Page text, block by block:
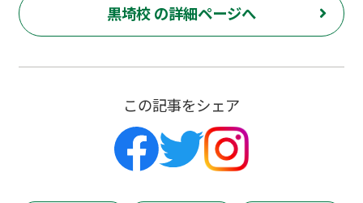
黒埼校 の詳細ページへ
この記事をシェア